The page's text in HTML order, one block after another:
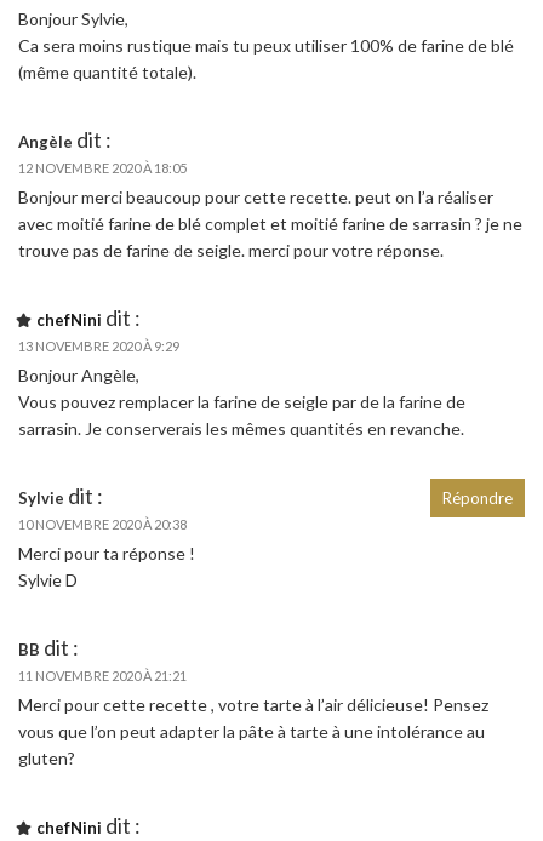
Bonjour Sylvie,
Ca sera moins rustique mais tu peux utiliser 100% de farine de blé
(même quantité totale).
Angèle dit :
12 NOVEMBRE 2020 À 18:05
Bonjour merci beaucoup pour cette recette. peut on l’a réaliser
avec moitié farine de blé complet et moitié farine de sarrasin ? je ne
trouve pas de farine de seigle. merci pour votre réponse.
chefNini dit :
13 NOVEMBRE 2020 À 9:29
Bonjour Angèle,
Vous pouvez remplacer la farine de seigle par de la farine de
sarrasin. Je conserverais les mêmes quantités en revanche.
Sylvie dit :
10 NOVEMBRE 2020 À 20:38
Merci pour ta réponse !
Sylvie D
Répondre
BB dit :
11 NOVEMBRE 2020 À 21:21
Merci pour cette recette , votre tarte à l’air délicieuse! Pensez
vous que l’on peut adapter la pâte à tarte à une intolérance au
gluten?
chefNini dit :